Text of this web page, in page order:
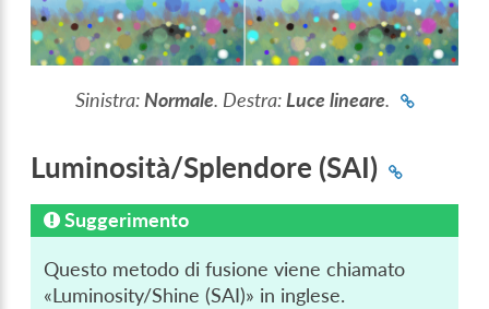
Sinistra: Normale. Destra: Luce lineare.
Luminosità/Splendore (SAI)
Suggerimento
Questo metodo di fusione viene chiamato
«Luminosity/Shine (SAI)» in inglese.